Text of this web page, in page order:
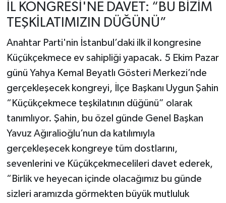
İL KONGRESİ'NE DAVET: “BU BİZİM
TEŞKİLATIMIZIN DÜĞÜNÜ”
Anahtar Parti'nin İstanbul’daki ilk il kongresine
Küçükçekmece ev sahipliği yapacak. 5 Ekim Pazar
günü Yahya Kemal Beyatlı Gösteri Merkezi’nde
gerçekleşecek kongreyi, İlçe Başkanı Uygun Şahin
“Küçükçekmece teşkilatının düğünü” olarak
tanımlıyor. Şahin, bu özel günde Genel Başkan
Yavuz Ağıralioğlu’nun da katılımıyla
gerçekleşecek kongreye tüm dostlarını,
sevenlerini ve Küçükçekmecelileri davet ederek,
“Birlik ve heyecan içinde olacağımız bu günde
sizleri aramızda görmekten büyük mutluluk